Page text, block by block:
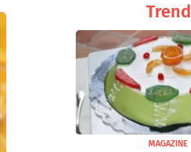
Trend
MAGAZINE